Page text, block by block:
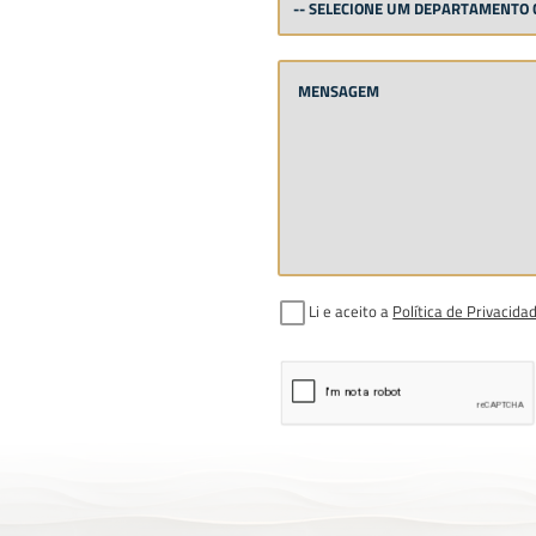
Li e aceito a Política de